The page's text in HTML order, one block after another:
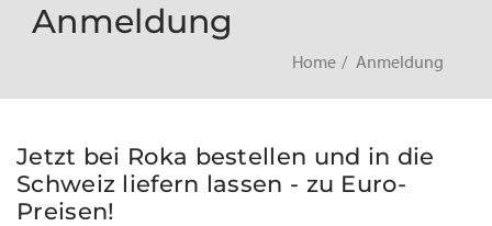
Anmeldung
Home Anmeldung
Jetzt bei Roka bestellen und in die
Schweiz liefern lassen - zu Euro-
Preisen!